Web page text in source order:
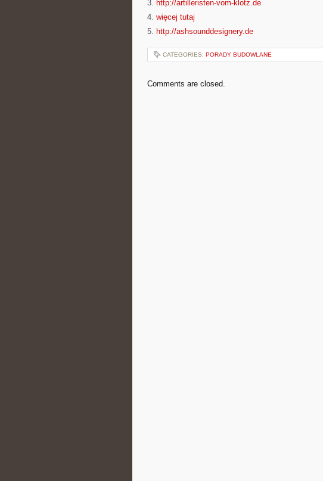
3. http://artilleristen-vom-klotz.de
4. więcej tutaj
5. http://ashsounddesignery.de
CATEGORIES: PORADY BUDOWLANE
Comments are closed.